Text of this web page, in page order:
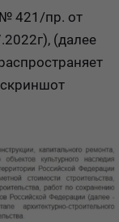
№ 421/пр. от
(далее